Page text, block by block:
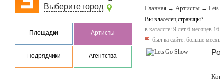
Выберите город
Площадки Артисты
Подрядчики Агентства
Главная → Артисты →
Вы владелец страницы?
в каталоге: 9 лет 6 месяцев
был на сайте: больше